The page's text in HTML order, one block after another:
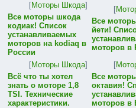
[Моторы Шкода]
Все моторы шкода
кодиак! Список
устанавливаемых
моторов на kodiaq в
России
[
Все
йети!
моторов в
[Моторы Шкода]
Всё что ты хотел
знать о моторе 1,8
TSI. Технические
характеристики.
[
Все
октавия!
моторов в